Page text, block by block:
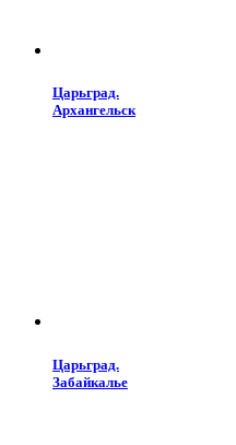
Царьград.
Архангельск
Царьград.
Забайкалье